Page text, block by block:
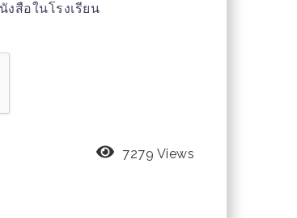
สือในโรงเรียน
7279 Views